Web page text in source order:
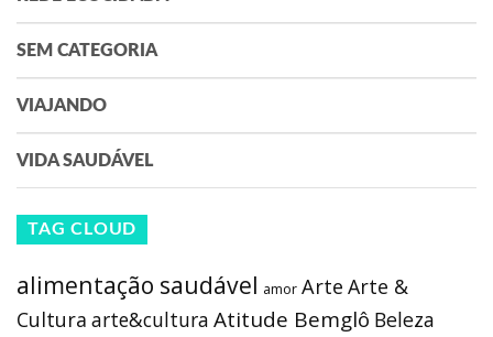
SEM CATEGORIA
VIAJANDO
VIDA SAUDÁVEL
TAG CLOUD
alimentação saudável amor Arte Arte &
Cultura arte&cultura Atitude Bemglô Beleza